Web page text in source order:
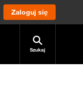
Zaloguj się
Szukaj